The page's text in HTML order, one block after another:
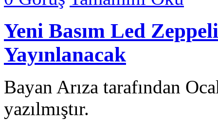
Yeni Basım Led
Yayınlanacak
Bayan Arıza tarafından
yazılmıştır.